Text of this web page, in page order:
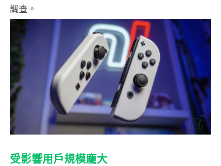
調查。
受影響用戶規模龐大